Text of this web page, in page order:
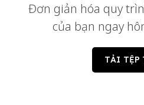
Đơn giản hóa quy
của bạn ngay
TẢI TỆP